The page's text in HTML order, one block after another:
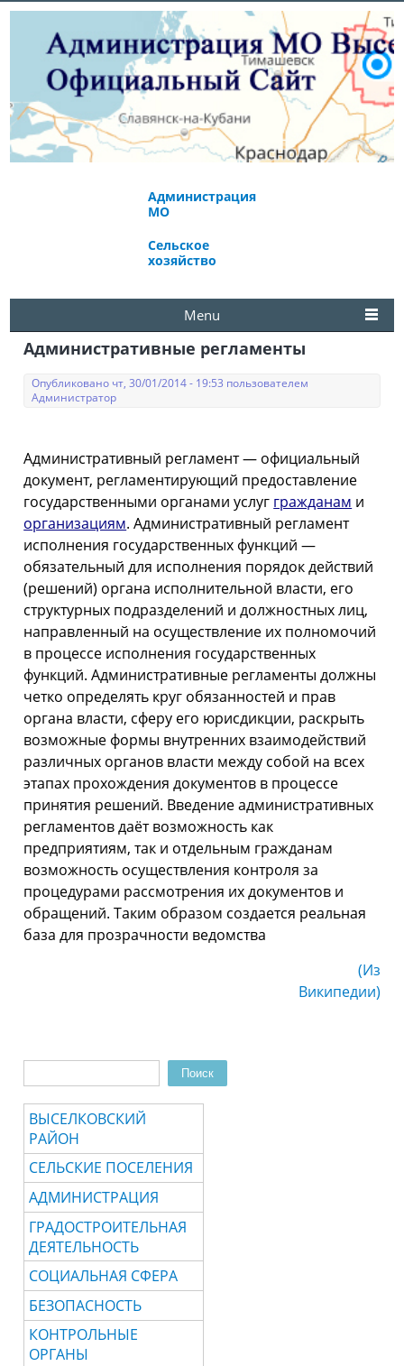
Администрация
МО
Сельское
хозяйство
Menu
Административные регламенты
Опубликовано чт, 30/01/2014 - 19:53 пользователем
Администратор
Административный регламент — официальный
документ, регламентирующий предоставление
государственными органами услуг гражданам и
организациям. Административный регламент
исполнения государственных функций —
обязательный для исполнения порядок действий
(решений) органа исполнительной власти, его
структурных подразделений и должностных лиц,
направленный на осуществление их полномочий
в процессе исполнения государственных
функций. Административные регламенты должны
четко определять круг обязанностей и прав
органа власти, сферу его юрисдикции, раскрыть
возможные формы внутренних взаимодействий
различных органов власти между собой на всех
этапах прохождения документов в процессе
принятия решений. Введение административных
регламентов даёт возможность как
предприятиям, так и отдельным гражданам
возможность осуществления контроля за
процедурами рассмотрения их документов и
обращений. Таким образом создается реальная
база для прозрачности ведомства
(Из
Википедии)
Поиск
ВЫСЕЛКОВСКИЙ
РАЙОН
СЕЛЬСКИЕ ПОСЕЛЕНИЯ
АДМИНИСТРАЦИЯ
ГРАДОСТРОИТЕЛЬНАЯ
ДЕЯТЕЛЬНОСТЬ
СОЦИАЛЬНАЯ СФЕРА
БЕЗОПАСНОСТЬ
КОНТРОЛЬНЫЕ
ОРГАНЫ